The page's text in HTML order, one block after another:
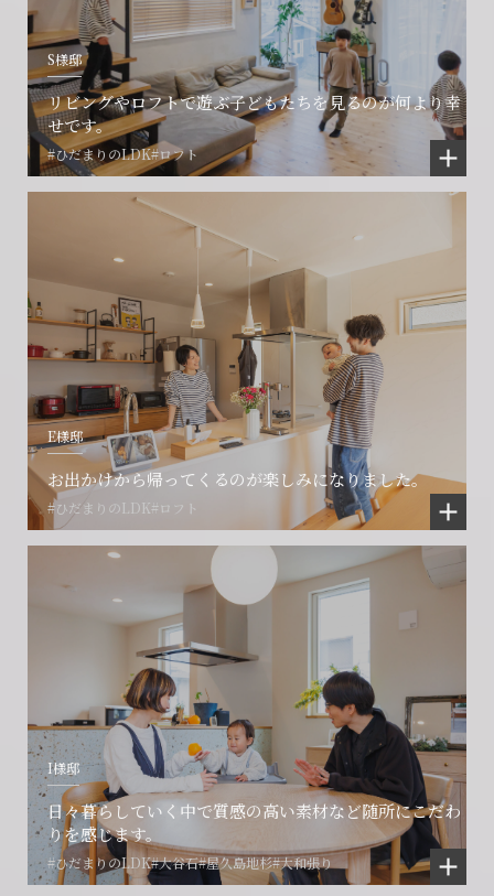
S様邸
リビングやロフトで遊ぶ子どもたちを見るのが何より幸
せです。
#ひだまりのLDK#ロフト
E様邸
お出かけから帰ってくるのが楽しみになりました。
#ひだまりのLDK#ロフト
I様邸
日々暮らしていく中で質感の高い素材など随所にこだわ
りを感じます。
#ひだまりのLDK#大谷石#屋久島地杉#大和張り